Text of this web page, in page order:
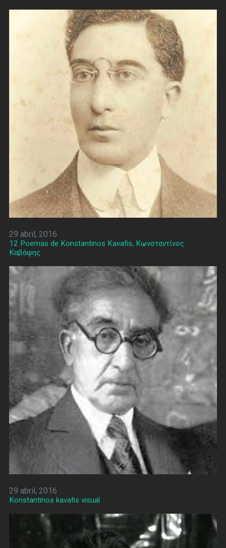
29 abril, 2016
12 Poemas de Konstantinos Kavafis, Κωνσταντίνος
Καβάφης
29 abril, 2016
Konstantinos kavafis visual